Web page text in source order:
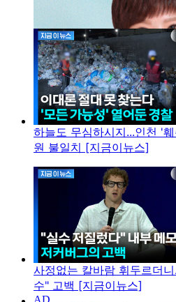
하늘도 무심하시지...인천 '
원 불일치 [지금이뉴스]
사정없는 칼바람 휘두르더
수" 고백 [지금이뉴스]